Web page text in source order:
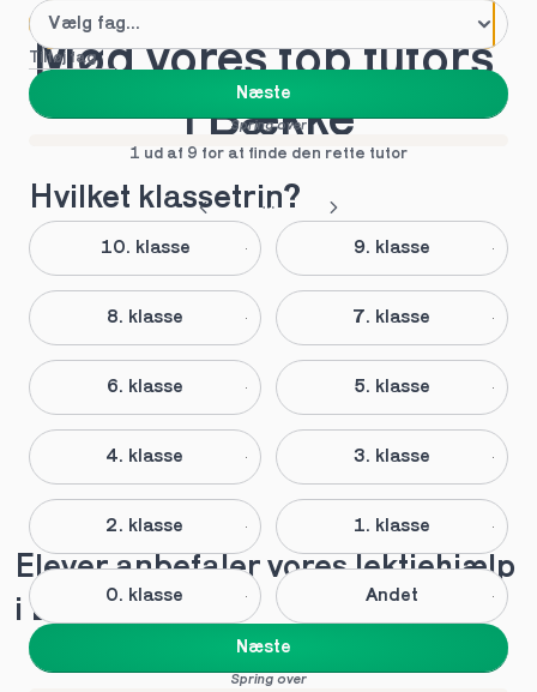
Tilføj fag
Næste
Spring over
1 ud af 9 for at finde den rette tutor
Hvilket klassetrin?
10. klasse 9. klasse
8. klasse 7. klasse
6. klasse 5. klasse
4. klasse 3. klasse
2. klasse 1. klasse
0. klasse Andet
Næste
Spring over
Mød vores top tutors
i Bække
Elever anbefaler vores lektiehjælp
i Bække